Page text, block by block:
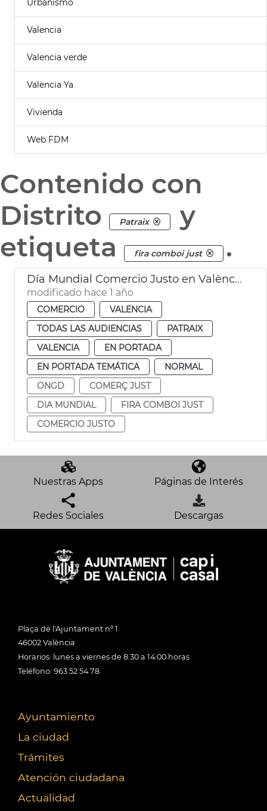
Valencia
Valencia verde
Valencia Ya
Vivienda
Web FDM
Contenido con
Distrito
Patraix
y
etiqueta
fira comboi just .
Día Mundial Comercio Justo en València
modificado hace 1 año
COMERCIO
VALENCIA
TODAS LAS AUDIENCIAS
PATRAIX
VALENCIA
EN PORTADA
EN PORTADA TEMÁTICA
NORMAL
ONGD
COMERÇ JUST
DIA MUNDIAL
FIRA COMBOI JUST
COMERCIO JUSTO
Nuestras Apps Páginas de Interés
Redes Sociales Descargas
Plaça de l'Ajuntament nº 1
46002 València
Horarios: lunes a viernes de 8:30 a 14:00 horas
Teléfono: 963 52 54 78
Ayuntamiento
La ciudad
Trámites
Atención ciudadana
Actualidad